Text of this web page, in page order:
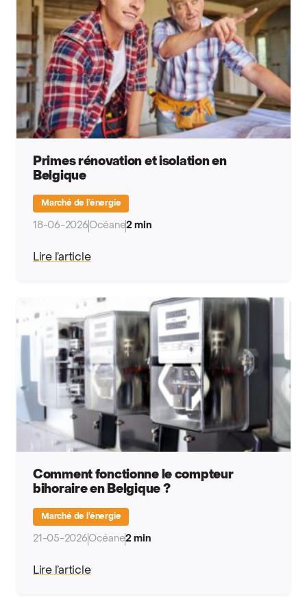
Primes rénovation et isolation en
Belgique
Marché de l’énergie
18-06-2026Océane2 min
Lire l’article
Comment fonctionne le compteur
bihoraire en Belgique ?
Marché de l’énergie
21-05-2026Océane2 min
Lire l’article